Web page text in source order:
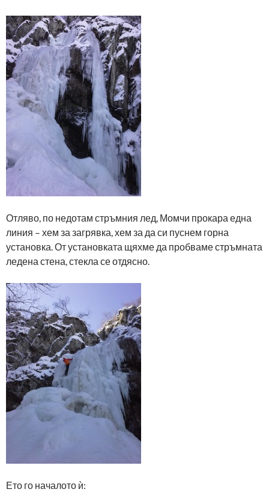
Отляво, по недотам стръмния лед, Момчи прокара една
линия – хем за загрявка, хем за да си пуснем горна
установка. От установката щяхме да пробваме стръмната
ледена стена, стекла се отдясно.
Ето го началото ѝ: